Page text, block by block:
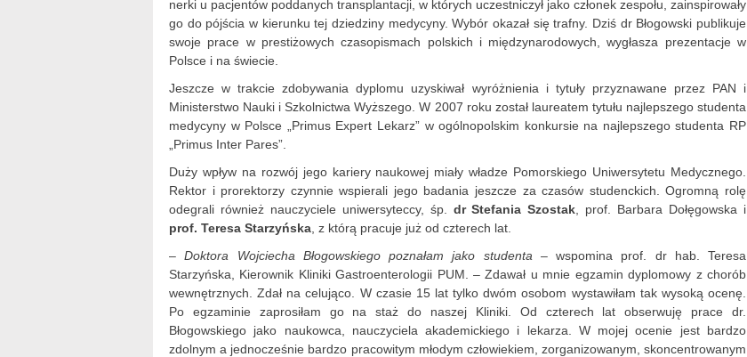
nerki u pacjentów poddanych transplantacji, w których uczestniczył jako członek zespołu, zainspirowały
go do pójścia w kierunku tej dziedziny medycyny. Wybór okazał się trafny. Dziś dr Błogowski publikuje
swoje prace w prestiżowych czasopismach polskich i międzynarodowych, wygłasza prezentacje w
Polsce i na świecie.
Jeszcze w trakcie zdobywania dyplomu uzyskiwał wyróżnienia i tytuły przyznawane przez PAN i
Ministerstwo Nauki i Szkolnictwa Wyższego. W 2007 roku został laureatem tytułu najlepszego studenta
medycyny w Polsce „Primus Expert Lekarz” w ogólnopolskim konkursie na najlepszego studenta RP
„Primus Inter Pares”.
Duży wpływ na rozwój jego kariery naukowej miały władze Pomorskiego Uniwersytetu Medycznego.
Rektor i prorektorzy czynnie wspierali jego badania jeszcze za czasów studenckich. Ogromną rolę
odegrali również nauczyciele uniwersyteccy, śp. dr Stefania Szostak , prof. Barbara Dołęgowska i
prof. Teresa Starzyńska , z którą pracuje już od czterech lat.
–Doktora Wojciecha Błogowskiego poznałam jako studenta – wspomina prof. dr hab. Teresa
Starzyńska, Kierownik Kliniki Gastroenterologii PUM. – Zdawał u mnie egzamin dyplomowy z chorób
wewnętrznych. Zdał na celująco. W czasie 15 lat tylko dwóm osobom wystawiłam tak wysoką ocenę.
Po egzaminie zaprosiłam go na staż do naszej Kliniki. Od czterech lat obserwuję prace dr.
Błogowskiego jako naukowca, nauczyciela akademickiego i lekarza. W mojej ocenie jest bardzo
zdolnym a jednocześnie bardzo pracowitym młodym człowiekiem, zorganizowanym, skoncentrowanym